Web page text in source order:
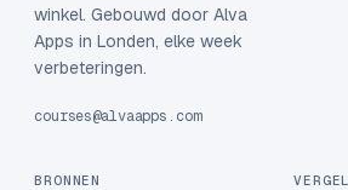
winkel. Gebouwd door Alva
Apps in Londen, elke week
verbeteringen.
courses@alvaapps.com
BRONNEN